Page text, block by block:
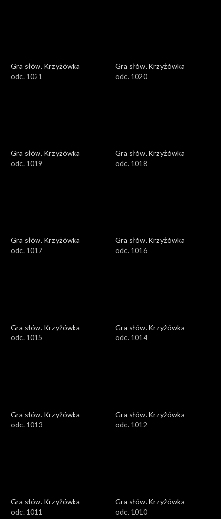
Gra słów. Krzyżówka
odc. 1021
Gra słów. Krzyżówka
odc. 1020
Gra słów. Krzyżówka
odc. 1019
Gra słów. Krzyżówka
odc. 1018
Gra słów. Krzyżówka
odc. 1017
Gra słów. Krzyżówka
odc. 1016
Gra słów. Krzyżówka
odc. 1015
Gra słów. Krzyżówka
odc. 1014
Gra słów. Krzyżówka
odc. 1013
Gra słów. Krzyżówka
odc. 1012
Gra słów. Krzyżówka
odc. 1011
Gra słów. Krzyżówka
odc. 1010